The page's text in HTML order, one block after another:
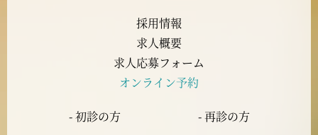
2023年8月
2023年7月
採用情報
求人概要
求人応募フォーム
オンライン予約
- 初診の方 - 再診の方